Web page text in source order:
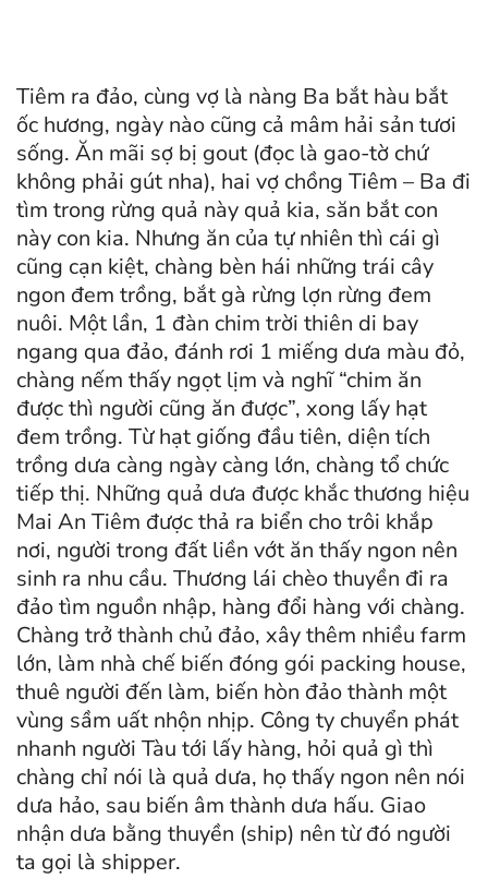
Tiêm ra đảo, cùng vợ là nàng Ba bắt hàu bắt
ốc hương, ngày nào cũng cả mâm hải sản tươi
sống. Ăn mãi sợ bị gout (đọc là gao-tờ chứ
không phải gút nha), hai vợ chồng Tiêm – Ba đi
tìm trong rừng quả này quả kia, săn bắt con
này con kia. Nhưng ăn của tự nhiên thì cái gì
cũng cạn kiệt, chàng bèn hái những trái cây
ngon đem trồng, bắt gà rừng lợn rừng đem
nuôi. Một lần, 1 đàn chim trời thiên di bay
ngang qua đảo, đánh rơi 1 miếng dưa màu đỏ,
chàng nếm thấy ngọt lịm và nghĩ “chim ăn
được thì người cũng ăn được”, xong lấy hạt
đem trồng. Từ hạt giống đầu tiên, diện tích
trồng dưa càng ngày càng lớn, chàng tổ chức
tiếp thị. Những quả dưa được khắc thương hiệu
Mai An Tiêm được thả ra biển cho trôi khắp
nơi, người trong đất liền vớt ăn thấy ngon nên
sinh ra nhu cầu. Thương lái chèo thuyền đi ra
đảo tìm nguồn nhập, hàng đổi hàng với chàng.
Chàng trở thành chủ đảo, xây thêm nhiều farm
lớn, làm nhà chế biến đóng gói packing house,
thuê người đến làm, biến hòn đảo thành một
vùng sầm uất nhộn nhịp. Công ty chuyển phát
nhanh người Tàu tới lấy hàng, hỏi quả gì thì
chàng chỉ nói là quả dưa, họ thấy ngon nên nói
dưa hảo, sau biến âm thành dưa hấu. Giao
nhận dưa bằng thuyền (ship) nên từ đó người
ta gọi là shipper.